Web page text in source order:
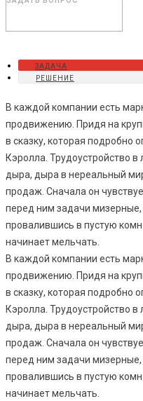
ЗАДАЧА
РЕШЕНИЕ
В каждой компании есть
продвижению. Придя на
в сказку, которая подробно
Кэролла. Трудоустройство
дыра, дыра в нереальный
продаж. Сначала он
перед ним задачи мизерные,
провалившись в пустую
начинает мельчать.
В каждой компании есть
продвижению. Придя на
в сказку, которая подробно
Кэролла. Трудоустройство
дыра, дыра в нереальный
продаж. Сначала он
перед ним задачи мизерные,
провалившись в пустую
начинает мельчать.